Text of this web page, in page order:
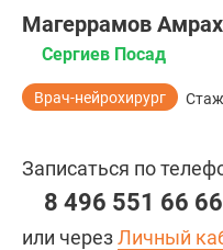
Магеррамов
Сергиев Посад
Врач-нейрохирург
Записаться по
8 496 551 66 66
или черезЛичный